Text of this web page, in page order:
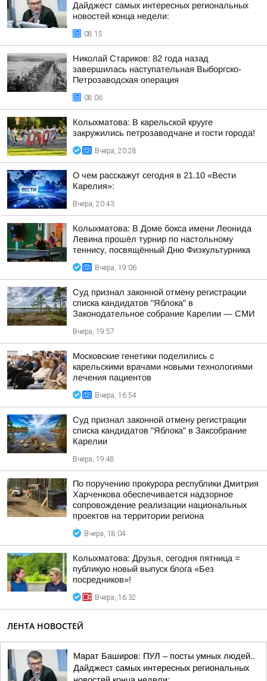
Дайджест самых интересных региональных
новостей конца недели:
08:15
Николай Стариков: 82 года назад
завершилась наступательная Выборгско-
Петрозаводская операция
08:06
Колыхматова: В карельской крууге
закружились петрозаводчане и гости города!
Вчера, 20:28
О чем расскажут сегодня в 21.10 «Вести
Карелия»:
Вчера, 20:43
Колыхматова: В Доме бокса имени Леонида
Левина прошёл турнир по настольному
теннису, посвящённый Дню Физкультурника
Вчера, 19:06
Суд признал законной отмену регистрации
списка кандидатов "Яблока" в
Законодательное собрание Карелии — СМИ
Вчера, 19:57
Московские генетики поделились с
карельскими врачами новыми технологиями
лечения пациентов
Вчера, 16:54
Суд признал законной отмену регистрации
списка кандидатов "Яблока" в Заксобрание
Карелии
Вчера, 19:48
По поручению прокурора республики Дмитрия
Харченкова обеспечивается надзорное
сопровождение реализации национальных
проектов на территории региона
Вчера, 18:04
Колыхматова: Друзья, сегодня пятница =
публикую новый выпуск блога «Без
посредников»!
Вчера, 16:32
ЛЕНТА НОВОСТЕЙ
Марат Баширов: ПУЛ – посты умных людей..
Дайджест самых интересных региональных